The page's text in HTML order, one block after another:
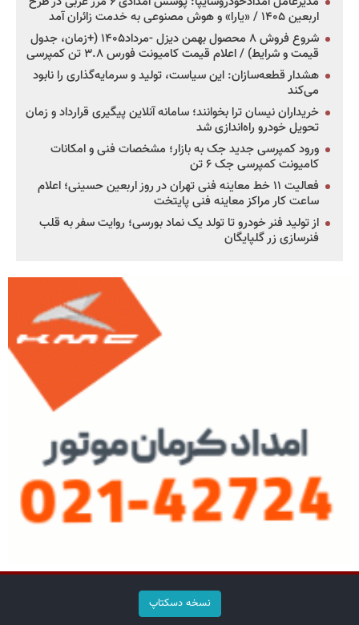
اربعین ۱۴۰۵ / «یارا» و هوش مصنوعی به خدمت زائران آمد
شروع فروش ۸ محصول بهمن دیزل -مرداد۱۴۰۵ (+زمان، جدول
قیمت و شرایط) / اعلام قیمت کامیونت فورس ۳.۸ تن کمپرسی
هشدار قطعه‌سازان: این سیاست، تولید و سرمایه‌گذاری را نابود
می‌کند
خریداران نیسان ترا بخوانند؛ سامانه آنلاین پیگیری قرارداد و زمان
تحویل خودرو راه‌اندازی شد
ورود کمپرسی جدید جک به بازار؛ مشخصات فنی و امکانات
کامیونت کمپرسی جک ۶ تن
فعالیت ۱۱ خط معاینه فنی تهران در روز اربعین حسینی؛ اعلام
ساعت کار مراکز معاینه فنی پایتخت
از تولید فنر خودرو تا تولد یک نماد بورسی؛ روایت سفر به قلب
فنرسازی زر گلپایگان
نسخه دسکتاپ